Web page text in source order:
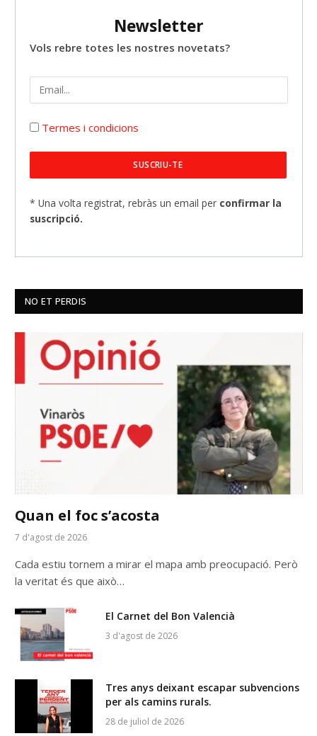
Newsletter
Vols rebre totes les nostres novetats?
Termes i condicions
* Una volta registrat, rebràs un email per confirmar la
suscripció.
NO ET PERDIS
Quan el foc s’acosta
7 d'agost de 2026
Cada estiu tornem a mirar el mapa amb preocupació. Però
la veritat és que això…
El Carnet del Bon Valencià
3 d'agost de 2026
Tres anys deixant escapar subvencions
per als camins rurals.
28 de juliol de 2026